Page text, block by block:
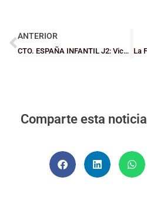
ANTERIOR
CTO. ESPAÑA INFANTIL J2: Victoria de gran nivel del Global Datum Zornotza ante Magec Tías (61-40) y se jugará el pase a octavos ante el Ponce
Comparte esta noticia